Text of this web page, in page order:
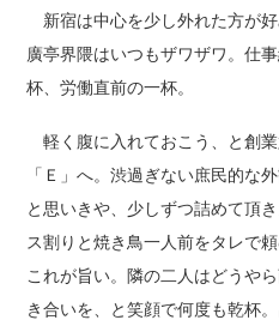
新宿は中心を少し外れた方が
廣亭界隈はいつもザワザワ。仕
杯、労働直前の一杯。
軽く腹に入れておこう、と創
「Ｅ」へ。渋過ぎない庶民的な
と思いきや、少しずつ詰めて頂
ス割りと焼き鳥一人前をタレで
これが旨い。隣の二人はどうや
き合いを、と笑顔で何度も乾杯